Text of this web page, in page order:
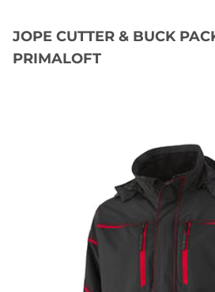
JOPE CUTTER & BUCK
PRIMALOFT